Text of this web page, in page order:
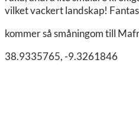
vilket vackert landskap!
kommer så småningom till
38.9335765, -9.3261846